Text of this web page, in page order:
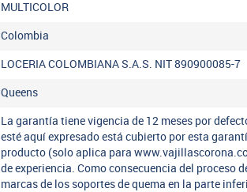
MULTICOLOR
Colombia
LOCERIA COLOMBIANA S.A.S. NIT 890900085-7
Queens
La garantía tiene vigencia de 12 meses por
esté aquí expresado está cubierto por esta
producto (solo aplica para
de experiencia. Como consecuencia del proceso
marcas de los soportes de quema en la parte